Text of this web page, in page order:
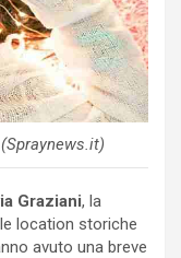
Graziani, la
location storiche
avuto una breve